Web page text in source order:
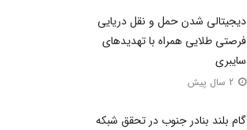
دیجیتالی شدن حمل و نقل دریایی
فرصتی طلایی همراه با تهدیدهای
سایبری
2 سال پیش
گام بلند بنادر جنوب در تحقق شبکه